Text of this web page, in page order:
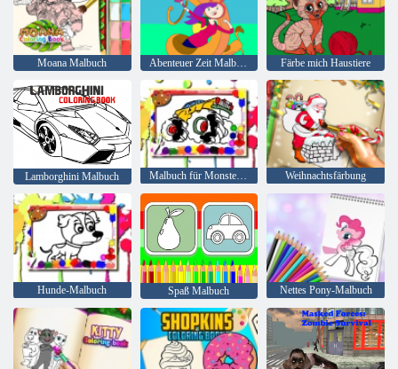
Moana Malbuch Abenteuer Zeit Malbuch Färbe mich Haustiere
Lamborghini Malbuch Malbuch für Monster Truck Weihnachtsfärbung
Hunde-Malbuch Spaß Malbuch Nettes Pony-Malbuch